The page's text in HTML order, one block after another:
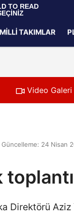
TO READ
MILLI TAKIMLAR
11:24 Filenin
Video Galeri
Güncelleme: 24 Nisan
Direktörü